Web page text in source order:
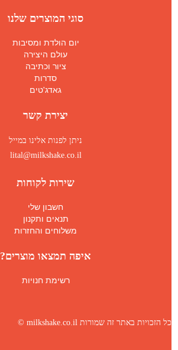
סוגי המוצרים שלנו
יום הולדת ומסיבות
עולם היצירה
ציור וכתיבה
סדרות
גאדג'טים
יצירת קשר
ניתן לפנות אלינו במייל
lital@milkshake.co.il
שירות לקוחות
חשבון שלי
תנאים ותקנון
משלוחים והחזרות
איפה תמצאו מוצרים?
רשימת חנויות
כל הזכויות באתר זה שמורות milkshake.co.il ©